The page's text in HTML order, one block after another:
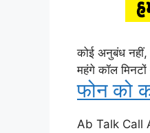
कोई अनुबंध
महंगे कॉल
फोन को
Ab Talk Call